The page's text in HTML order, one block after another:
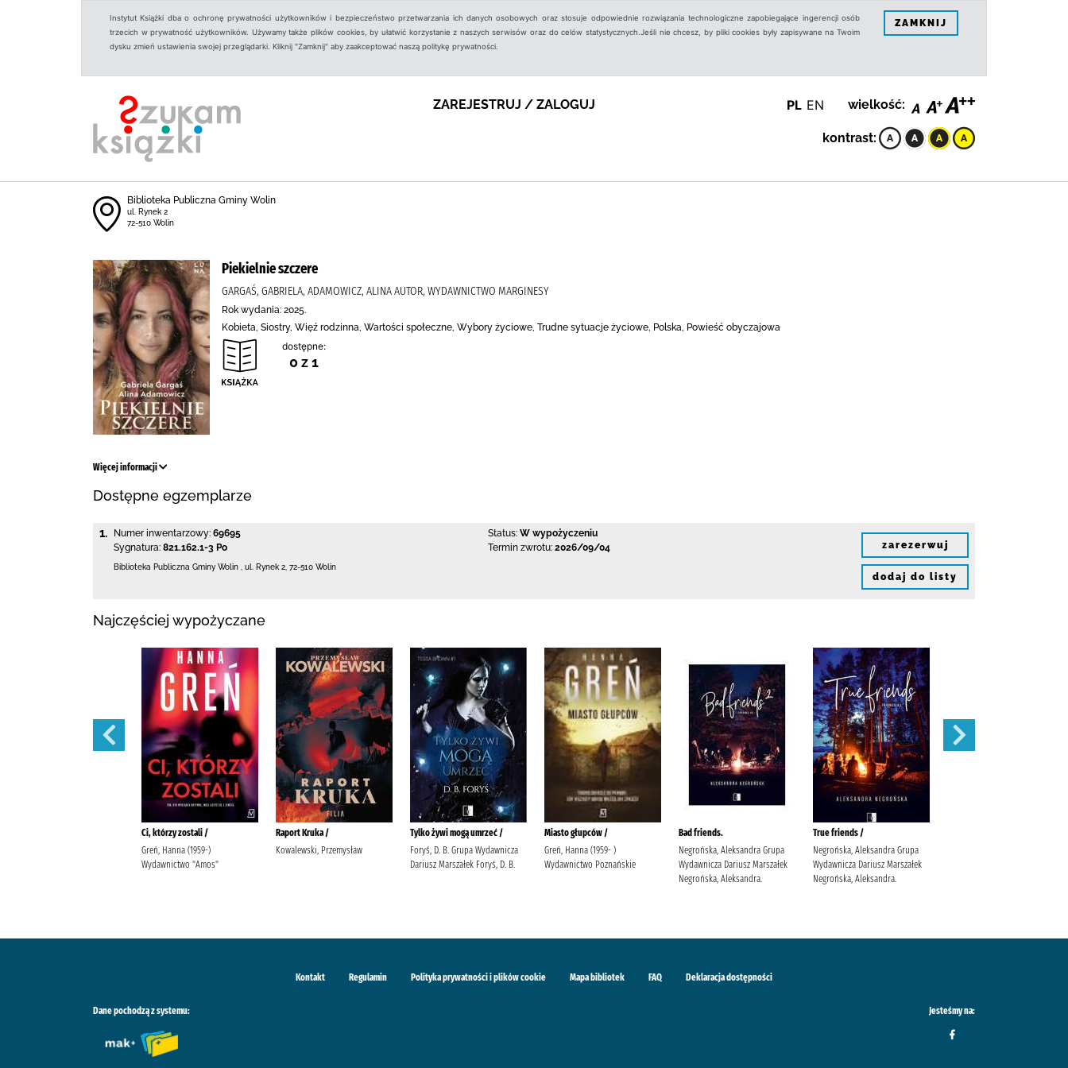
Instytut Książki dba o ochronę prywatności użytkowników i bezpieczeństwo przetwarzania ich danych osobowych oraz stosuje odpowiednie rozwiązania technologiczne zapobiegające ingerencji osób
trzecich w prywatność użytkowników. Używamy także plików cookies, by ułatwić korzystanie z naszych serwisów oraz do celów statystycznych.Jeśli nie chcesz, by pliki cookies były zapisywane na Twoim
dysku zmień ustawienia swojej przeglądarki. Kliknij "Zamknij" aby zaakceptować naszą politykę prywatności.
ZAMKNIJ
ZAREJESTRUJ / ZALOGUJ PL EN wielkość:
kontrast:
Biblioteka Publiczna Gminy Wolin
ul. Rynek 2
72-510 Wolin
Piekielnie szczere
GARGAŚ, GABRIELA, ADAMOWICZ, ALINA AUTOR, WYDAWNICTWO MARGINESY
Rok wydania: 2025.
Kobieta, Siostry, Więź rodzinna, Wartości społeczne, Wybory życiowe, Trudne sytuacje życiowe, Polska, Powieść obyczajowa
dostępne:
0 z 1
Więcej informacji
Dostępne egzemplarze
1. Numer inwentarzowy: 69695
Sygnatura: 821.162.1-3 Po
Status: W wypożyczeniu
Termin zwrotu: 2026/09/04
Biblioteka Publiczna Gminy Wolin ul. Rynek 2 72-510 Wolin
zarezerwuj
dodaj do listy
Najczęściej wypożyczane
Ci, którzy zostali /
Greń, Hanna (1959-)
Wydawnictwo "Amos"
Raport Kruka /
Kowalewski, Przemysław
Tylko żywi mogą umrzeć /
Foryś, D. B. Grupa Wydawnicza
Dariusz Marszałek Foryś, D. B.
Miasto głupców /
Greń, Hanna (1959- )
Wydawnictwo Poznańskie
Bad friends.
Negrońska, Aleksandra Grupa
Wydawnicza Dariusz Marszałek
Negrońska, Aleksandra.
True friends /
Negrońska, Aleksandra Grupa
Wydawnicza Dariusz Marszałek
Negrońska, Aleksandra.
Kontakt Regulamin Polityka prywatności i plików cookie Mapa bibliotek FAQ Deklaracja dostępności
Dane pochodzą z systemu: Jesteśmy na: